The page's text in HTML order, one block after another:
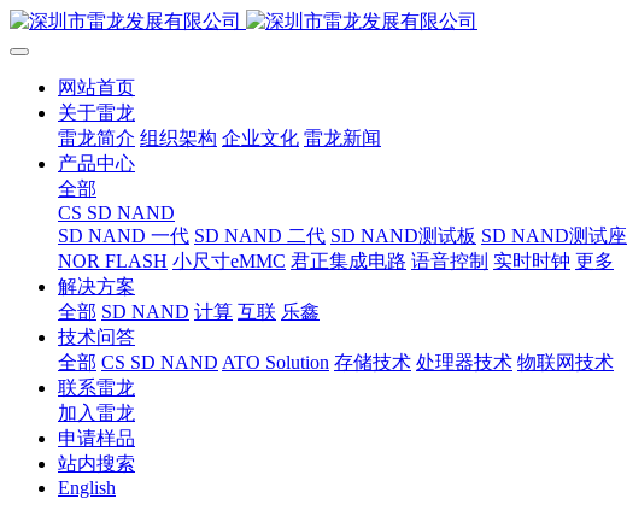
网站首页
关于雷龙
雷龙简介 组织架构 企业文化 雷龙新闻
产品中心
全部
CS SD NAND
SD NAND 一代 SD NAND 二代 SD NAND测试板 SD NAND测试座
NOR FLASH 小尺寸eMMC 君正集成电路 语音控制 实时时钟 更多
解决方案
全部 SD NAND 计算 互联 乐鑫
技术问答
全部 CS SD NAND ATO Solution 存储技术 处理器技术 物联网技术
联系雷龙
加入雷龙
申请样品
站内搜索
English